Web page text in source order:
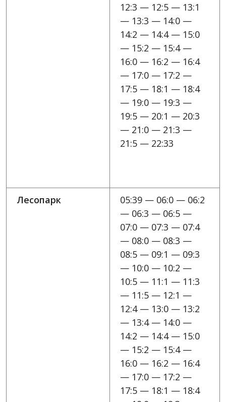
12:3 — 12:5 — 13:1
— 13:3 — 14:0 —
14:2 — 14:4 — 15:0
— 15:2 — 15:4 —
16:0 — 16:2 — 16:4
— 17:0 — 17:2 —
17:5 — 18:1 — 18:4
— 19:0 — 19:3 —
19:5 — 20:1 — 20:3
— 21:0 — 21:3 —
21:5 — 22:33
Лесопарк
05:39 — 06:0 — 06:2
— 06:3 — 06:5 —
07:0 — 07:3 — 07:4
— 08:0 — 08:3 —
08:5 — 09:1 — 09:3
— 10:0 — 10:2 —
10:5 — 11:1 — 11:3
— 11:5 — 12:1 —
12:4 — 13:0 — 13:2
— 13:4 — 14:0 —
14:2 — 14:4 — 15:0
— 15:2 — 15:4 —
16:0 — 16:2 — 16:4
— 17:0 — 17:2 —
17:5 — 18:1 — 18:4